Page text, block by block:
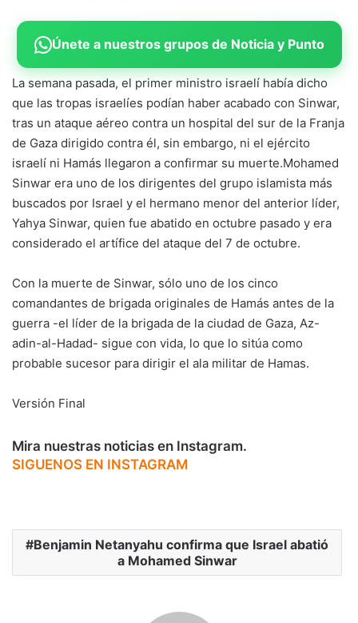
Únete a nuestros grupos de Noticia y Punto
La semana pasada, el primer ministro israelí había dicho
que las tropas israelíes podían haber acabado con Sinwar,
tras un ataque aéreo contra un hospital del sur de la Franja
de Gaza dirigido contra él, sin embargo, ni el ejército
israelí ni Hamás llegaron a confirmar su muerte.Mohamed
Sinwar era uno de los dirigentes del grupo islamista más
buscados por Israel y el hermano menor del anterior líder,
Yahya Sinwar, quien fue abatido en octubre pasado y era
considerado el artífice del ataque del 7 de octubre.
Con la muerte de Sinwar, sólo uno de los cinco
comandantes de brigada originales de Hamás antes de la
guerra -el líder de la brigada de la ciudad de Gaza, Az-
adin-al-Hadad- sigue con vida, lo que lo sitúa como
probable sucesor para dirigir el ala militar de Hamas.
Versión Final
Mira nuestras noticias en Instagram.
SIGUENOS EN INSTAGRAM
Benjamin Netanyahu confirma que Israel abatió
a Mohamed Sinwar